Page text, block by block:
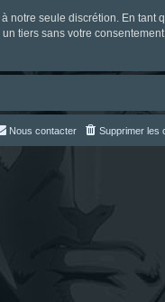
notre seule discrétion. En tant
tiers sans votre
Supprimer les
Nous contacter